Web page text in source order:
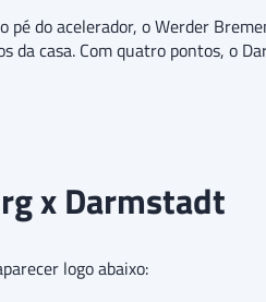
do acelerador, o Werder
da casa. Com quatro pontos, o
x Darmstadt
logo abaixo: